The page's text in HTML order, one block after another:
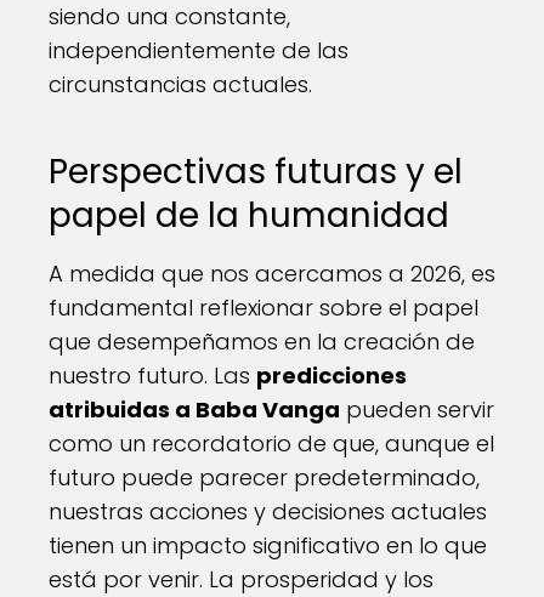
siendo una constante,
independientemente de las
circunstancias actuales.
Perspectivas futuras y el
papel de la humanidad
A medida que nos acercamos a 2026, es
fundamental reflexionar sobre el papel
que desempeñamos en la creación de
nuestro futuro. Las predicciones
atribuidas a Baba Vanga pueden servir
como un recordatorio de que, aunque el
futuro puede parecer predeterminado,
nuestras acciones y decisiones actuales
tienen un impacto significativo en lo que
está por venir. La prosperidad y los